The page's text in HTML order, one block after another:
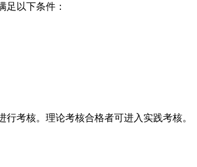
以下条件：
考核。理论考核合格者可进入实践考核。